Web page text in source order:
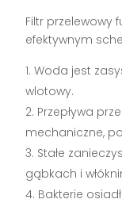
Filtr przelewowy
efektywnym
Woda jest
wlotowy.
Przepływa
mechaniczne,
Stałe
gąbkach i
Bakterie